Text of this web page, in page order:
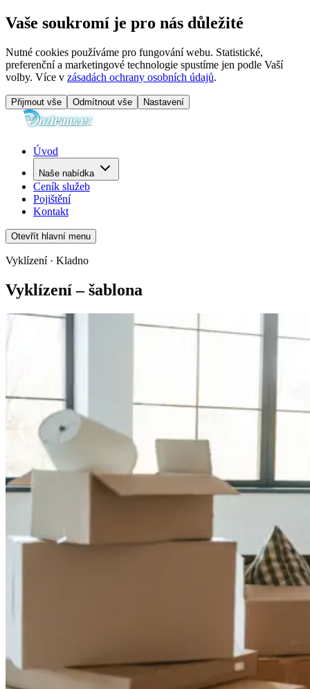
Vaše soukromí je pro nás důležité
Nutné cookies používáme pro fungování webu. Statistické,
preferenční a marketingové technologie spustíme jen podle Vaší
volby. Více v zásadách ochrany osobních údajů.
Přijmout vše Odmítnout vše Nastavení
Úvod
Naše nabídka
Ceník služeb
Pojištění
Kontakt
Otevřít hlavní menu
Vyklízení · Kladno
Vyklízení – šablona